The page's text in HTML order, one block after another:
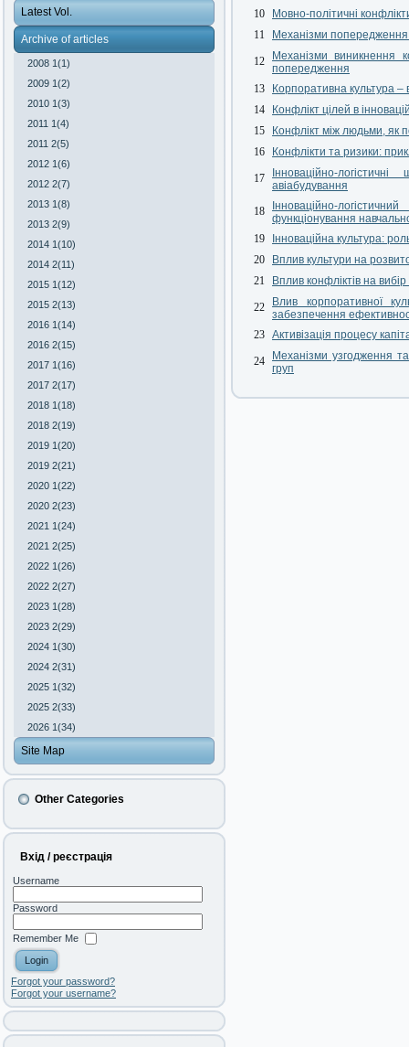
Latest Vol.
Archive of articles
2008 1(1)
2009 1(2)
2010 1(3)
2011 1(4)
2011 2(5)
2012 1(6)
2012 2(7)
2013 1(8)
2013 2(9)
2014 1(10)
2014 2(11)
2015 1(12)
2015 2(13)
2016 1(14)
2016 2(15)
2017 1(16)
2017 2(17)
2018 1(18)
2018 2(19)
2019 1(20)
2019 2(21)
2020 1(22)
2020 2(23)
2021 1(24)
2021 2(25)
2022 1(26)
2022 2(27)
2023 1(28)
2023 2(29)
2024 1(30)
2024 2(31)
2025 1(32)
2025 2(33)
2026 1(34)
Site Map
Other Categories
Вхід / реєстрація
Username
Password
Remember Me
Forgot your password?
Forgot your username?
10
Мовно-політичні
11
Механізми попередження
12
Механізми виникнення
попередження
13
Корпоративна культура
14
Конфлікт цілей в
15
Конфлікт між людьми, як
16
Конфлікти та ризики:
17
Інноваційно-
авіабудування
18
Інноваційно-
функціонування
19
Інноваційна культура:
20
Вплив культури на
21
Вплив конфліктів на
22
Влив корпоративної
забезпечення
23 Активізація процесу
24
Механізми узгодження
груп